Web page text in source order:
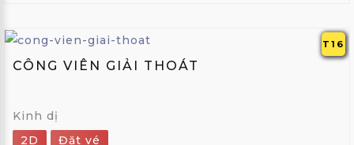
T16
CÔNG VIÊN GIẢI THOÁT
Kinh dị
2D
Đặt vé